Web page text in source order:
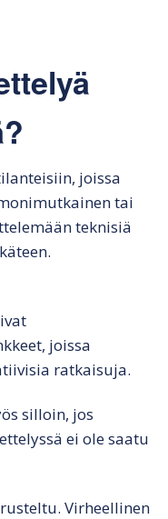
joissa
tai
teknisiä
joissa
ratkaisuja.
silloin, jos
ei ole saatu
Virheellinen